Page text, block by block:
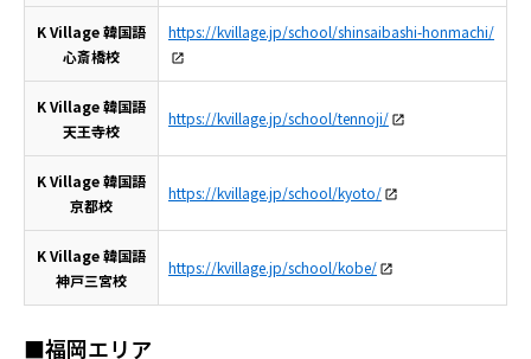
K Village 韓国語
心斎橋校
https://kvillage.jp/school/shinsaibashi-honmachi/
K Village 韓国語
天王寺校
https://kvillage.jp/school/tennoji/
K Village 韓国語
京都校
https://kvillage.jp/school/kyoto/
K Village 韓国語
神戸三宮校
https://kvillage.jp/school/kobe/
■福岡エリア